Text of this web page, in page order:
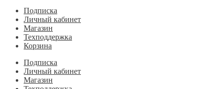
Подписка
Личный кабинет
Магазин
Техподдержка
Корзина
Подписка
Личный кабинет
Магазин